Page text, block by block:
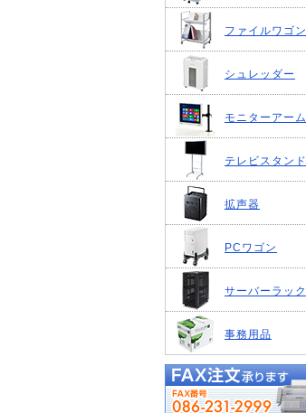
ファイルワゴン
シュレッダー
モニターアーム
テレビスタンド
拡声器
PCワゴン
サーバーラック
事務用品